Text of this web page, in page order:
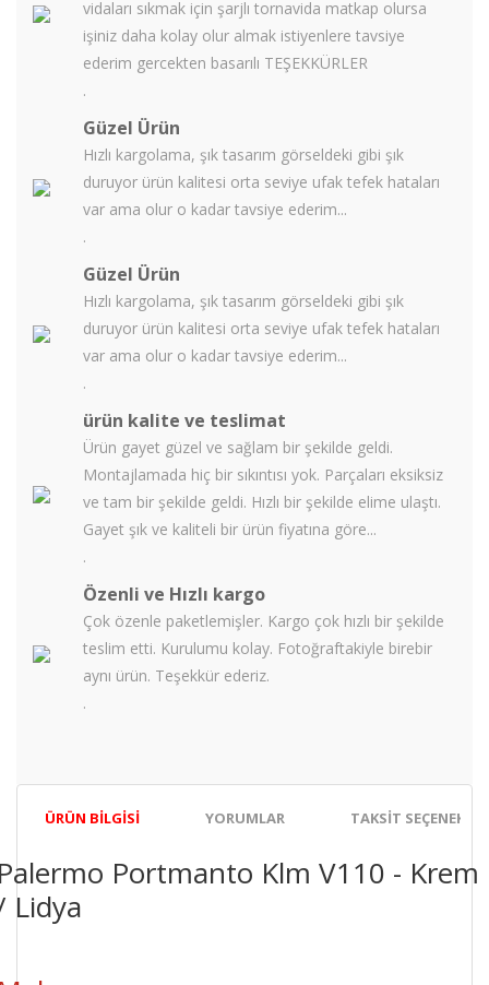
vidaları sıkmak için şarjlı tornavida matkap olursa
işiniz daha kolay olur almak istiyenlere tavsiye
ederim gercekten basarılı TEŞEKKÜRLER
.
Güzel Ürün
Hızlı kargolama, şık tasarım görseldeki gibi şık
duruyor ürün kalitesi orta seviye ufak tefek hataları
var ama olur o kadar tavsiye ederim...
.
Güzel Ürün
Hızlı kargolama, şık tasarım görseldeki gibi şık
duruyor ürün kalitesi orta seviye ufak tefek hataları
var ama olur o kadar tavsiye ederim...
.
ürün kalite ve teslimat
Ürün gayet güzel ve sağlam bir şekilde geldi.
Montajlamada hiç bir sıkıntısı yok. Parçaları eksiksiz
ve tam bir şekilde geldi. Hızlı bir şekilde elime ulaştı.
Gayet şık ve kaliteli bir ürün fiyatına göre...
.
Özenli ve Hızlı kargo
Çok özenle paketlemişler. Kargo çok hızlı bir şekilde
teslim etti. Kurulumu kolay. Fotoğraftakiyle birebir
aynı ürün. Teşekkür ederiz.
.
ÜRÜN BILGISI YORUMLAR TAKSIT
Portmanto Klm V110 - Krem
Lidya